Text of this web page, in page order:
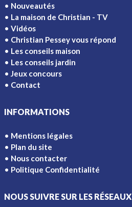
Nouveautés
La maison de Christian - TV
Vidéos
Christian Pessey vous répond
Les conseils maison
Les conseils jardin
Jeux concours
Contact
INFORMATIONS
Mentions légales
Plan du site
Nous contacter
Politique Confidentialité
NOUS SUIVRE SUR LES RÉSEAUX